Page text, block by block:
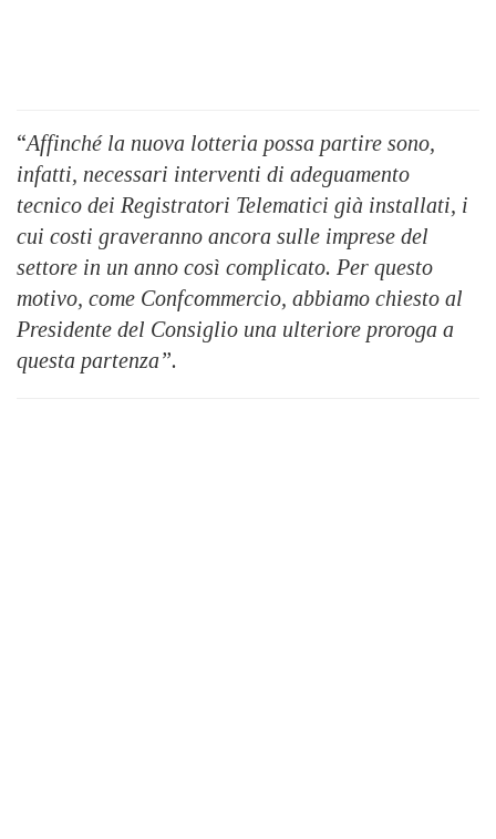
“Affinché la nuova lotteria possa partire sono,
infatti, necessari interventi di adeguamento
tecnico dei Registratori Telematici già installati, i
cui costi graveranno ancora sulle imprese del
settore in un anno così complicato. Per questo
motivo, come Confcommercio, abbiamo chiesto al
Presidente del Consiglio una ulteriore proroga a
questa partenza”.